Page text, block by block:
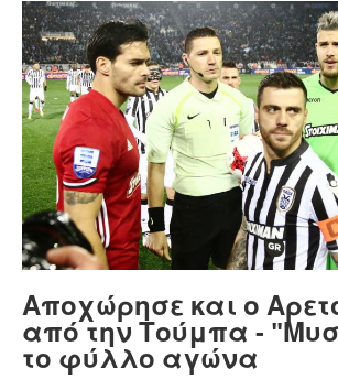
Αποχώρησε και ο
από την Τούμπα -
το φύλλο αγώνα